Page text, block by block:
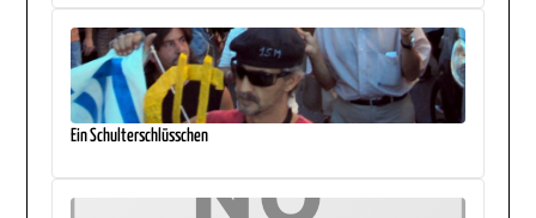
Ein Schulterschlüsschen